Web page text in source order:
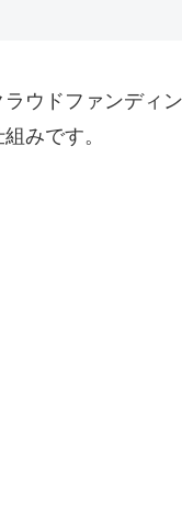
ラウドファンデ
みです。